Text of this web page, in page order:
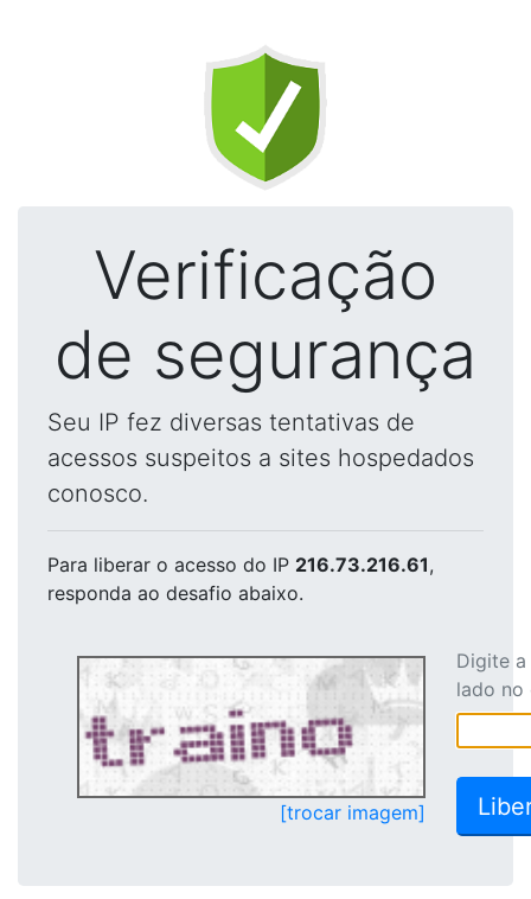
Verificação
de segurança
Seu IP fez diversas tentativas de
acessos suspeitos a sites hospedados
conosco.
Para liberar o acesso do IP 216.73.216.61,
responda ao desafio abaixo.
[trocar imagem]
Digite
lado no